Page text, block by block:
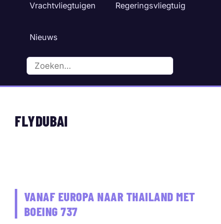
Vrachtvliegtuigen Regeringsvliegtuig
Nieuws
FLYDUBAI
VANAF EUROPA NAAR THAILAND MET
BOEING 737